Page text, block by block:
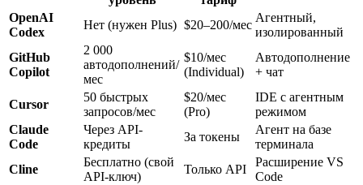
OpenAI
Codex
Нет (нужен Plus) $20–200/мес
Агентный,
изолированный
GitHub
Copilot
2 000
автодополнений/
мес
$10/мес
(Individual)
Автодополнение
+ чат
Cursor
50 быстрых
запросов/мес
$20/мес
(Pro)
IDE с агентным
режимом
Claude
Code
Через API-
кредиты
За токены
Агент на базе
терминала
Cline
Бесплатно (свой
API-ключ)
Только API
Расширение VS
Code